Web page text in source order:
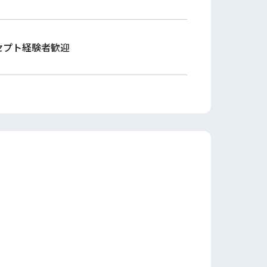
ト経験者歓迎